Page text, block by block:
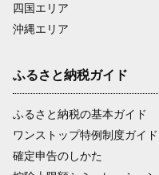
四国エリア
沖縄エリア
ふるさと納税ガイド
ふるさと納税の基本ガイド
ワンストップ特例制度ガイド
確定申告のしかた